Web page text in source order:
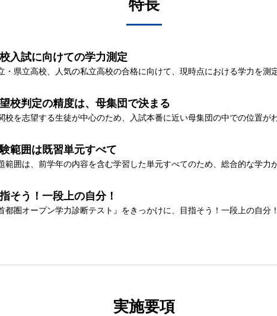
特長
入試に向けての学力測定
・県立高校、人気の私立高校の合格に向けて、現時点における学力を測
校判定の精度は、母集団で決まる
校を志望する生徒が中心のため、入試本番に近い母集団の中での位置が
範囲は既習単元すべて
範囲は、前学年の内容を含む学習した単元すべてのため、総合的な学力
そう！一段上の自分！
首都圏オープン学力診断テスト』をきっかけに、目指そう！一段上の自分！
実施要項